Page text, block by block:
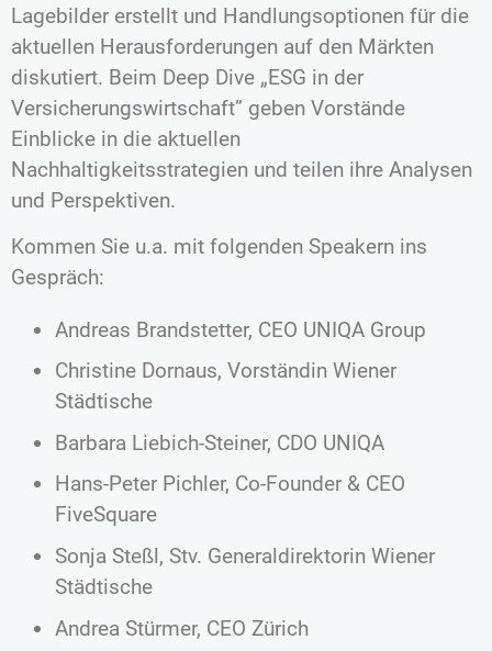
Lagebilder erstellt und Handlungsoptionen für die
aktuellen Herausforderungen auf den Märkten
diskutiert. Beim Deep Dive „ESG in der
Versicherungswirtschaft” geben Vorstände
Einblicke in die aktuellen
Nachhaltigkeitsstrategien und teilen ihre Analysen
und Perspektiven.
Kommen Sie u.a. mit folgenden Speakern ins
Gespräch:
Andreas Brandstetter, CEO UNIQA Group
Christine Dornaus, Vorständin Wiener
Städtische
Barbara Liebich-Steiner, CDO UNIQA
Hans-Peter Pichler, Co-Founder & CEO
FiveSquare
Sonja Steßl, Stv. Generaldirektorin Wiener
Städtische
Andrea Stürmer, CEO Zürich